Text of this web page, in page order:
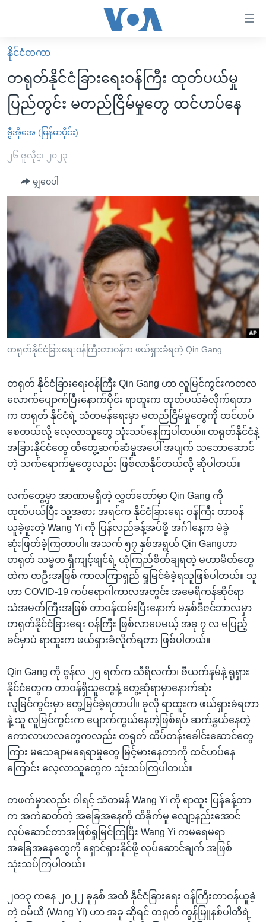
လွယ်ကူ
စေ
သည့်
Link
များ
ပင်မ
ရန်
ပင်မ
အ
ညွန်း
စာမျက်နှာ
ကျော်
ကြည့်
ရှာဖွေ
ရန်
နေရာ
သို့
ကျော်
ရန်
မူလစာမျက်နှာ
မြန်မာ
ကမ္ဘာ့သတင်းများ
နိုင်ငံတကာ
အစ္စရေး-ပါလက်စတိုင်း
ဗွီဒီယို
သတင်းလွတ်လပ်ခွင့်
အင်္ဂလိပ်စာလေ့လာမယ်
အမေရိကန်သုံးအီဒီယံ
မကြေးမုံရဲ့ အင်္ဂလိပ်စာ
ရုပ်ရှင်ထဲက အင်္ဂလိပ်စာ
သုတပဒေသာ အင်္ဂလိပ်စာ
အပတ်စဉ်ကဏ္ဍများ
ရေဒီယို
တီဗွီ
ရေဒီယိုနှင့်ရုပ်သံ အချက်အလက်များ
ရေဒီယို/တီဗွီအစီအစဉ်
Learning English
ဗွီအိုအေ လူမှုကွန်ယက်များ
ဘာသာစကားများ
နိုင်ငံတကာ
တရုတ်နိုင်ငံခြားရေးဝန်ကြီး ထုတ်ပယ်မှု
ပြည်တွင်း မတည်ငြိမ်မှုတွေ ထင်ဟပ်နေ
ဗွီအိုအေ (မြန်မာပိုင်း)
၂၆ ဇူလိုင္၊ ၂၀၂၃
မျှဝေပါ
တရုတ်နိုင်ငံခြားရေးဝန်ကြီးတာဝန်က ဖယ်ရှားခံရတဲ့ Qin Gang
တရုတ် နိုင်ငံခြားရေးဝန်ကြီး Qin Gang ဟာ လူမြင်ကွင်းကတလ
လောက်ပျောက်ပြီးနောက်ပိုင်း ရာထူးက ထုတ်ပယ်ခံလိုက်ရတာ
က တရုတ် နိုင်ငံရဲ့ သံတမန်ရေးမှာ မတည်ငြိမ်မှုတွေကို ထင်ဟပ်
စေတယ်လို့ လေ့လာသူတွေ သုံးသပ်နေကြပါတယ်။ တရုတ်နိုင်ငံနဲ့
အခြားနိုင်ငံတွေ ထိတွေ့ဆက်ဆံမှုအပေါ် အပျက် သဘောဆောင်
တဲ့ သက်ရောက်မှုတွေလည်း ဖြစ်လာနိုင်တယ်လို့ ဆိုပါတယ်။
လက်တွေ့မှာ အာဏာမရှိတဲ့ လွှတ်တော်မှာ Qin Gang ကို
ထုတ်ပယ်ပြီး သူ့အစား အရင်က နိုင်ငံခြားရေး ဝန်ကြီး တာဝန်
ယူခဲ့ဖူးတဲ့ Wang Yi ကို ပြန်လည်ခန့်အပ်ဖို့ အင်္ဂါနေ့က မဲခွဲ
ဆုံးဖြတ်ခဲ့ကြတာပါ။ အသက် ၅၇ နှစ်အရွယ် Qin Gangဟာ
တရုတ် သမ္မတ ရှီကျင့်ဖျင်ရဲ့ ယုံကြည်စိတ်ချရတဲ့ မဟာမိတ်တွေ
ထဲက တဦးအဖြစ် ကာလကြာရှည် ရှုမြင်ခံခဲ့ရသူဖြစ်ပါတယ်။ သူ
ဟာ COVID-19 ကပ်ရောဂါကာလအတွင်း အမေရိကန်ဆိုင်ရာ
သံအမတ်ကြီးအဖြစ် တာဝန်ထမ်းပြီးနောက် မနှစ်ဒီဇင်ဘာလမှာ
တရုတ်နိုင်ငံခြားရေး ဝန်ကြီး ဖြစ်လာပေမယ့် အခု ၇ လ မပြည့်
ခင်မှာပဲ ရာထူးက ဖယ်ရှားခံလိုက်ရတာ ဖြစ်ပါတယ်။
Qin Gang ကို ဇွန်လ ၂၅ ရက်က သီရိလင်္ကာ၊ ဗီယက်နမ်နဲ့ ရုရှား
နိုင်ငံတွေက တာဝန်ရှိသူတွေနဲ့ တွေ့ဆုံရာမှာနောက်ဆုံး
လူမြင်ကွင်းမှာ တွေ့မြင်ခဲ့ရတာပါ။ ခုလို ရာထူးက ဖယ်ရှားခံရတာ
နဲ့ သူ လူမြင်ကွင်းက ပျောက်ကွယ်နေတဲ့ဖြစ်ရပ် ဆက်နွှယ်နေတဲ့
ကောလာဟလတွေကလည်း တရုတ် ထိပ်တန်းခေါင်းဆောင်တွေ
ကြား မသေချာမရေရာမှုတွေ မြင့်မားနေတာကို ထင်ဟပ်နေ
ကြောင်း လေ့လာသူတွေက သုံးသပ်ကြပါတယ်။
တဖက်မှာလည်း ဝါရင့် သံတမန် Wang Yi ကို ရာထူး ပြန်ခန့်တာ
က အကဲဆတ်တဲ့ အခြေအနေကို ထိခိုက်မှု လျော့နည်းအောင်
လုပ်ဆောင်တာအဖြစ်ရှုမြင်ကြပြီး Wang Yi ကမရေမရာ
အခြေအနေတွေကို ရှောင်ရှားနိုင်ဖို့ လုပ်ဆောင်ချက် အဖြစ်
သုံးသပ်ကြပါတယ်။
၂၀၁၃ ကနေ ၂၀၂၂ ခုနှစ် အထိ နိုင်ငံခြားရေး ဝန်ကြီးတာဝန်ယူခဲ့
တဲ့ ဝမ်ယီ (Wang Yi) ဟာ အခု ဆိုရင် တရုတ် ကွန်မြူနစ်ပါတီရဲ့